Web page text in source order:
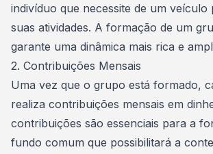
indivíduo que necessite de um veículo
suas atividades. A formação de um
garante uma dinâmica mais rica e
2. Contribuições Mensais
Uma vez que o grupo está formado,
realiza contribuições mensais em
contribuições são essenciais para a
fundo comum que possibilitará a